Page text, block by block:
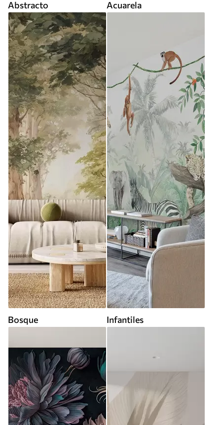
Abstracto Acuarela
Bosque Infantiles